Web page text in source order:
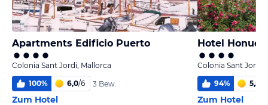
Apartments Edificio Puerto
Colonia Sant Jordi, Mallorca
100% 6,0/6 3 Bew.
Zum Hotel
Hotel Honucai
Colonia Sant Jordi,
94% 5,5
Zum Hotel